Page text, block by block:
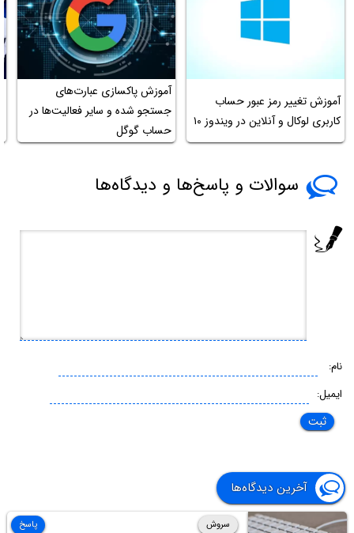
آموزش تغییر رمز عبور حساب
کاربری لوکال و آنلاین در ویندوز ۱۰
آموزش پاکسازی عبارت‌های
جستجو شده و سایر فعالیت‌ها در
حساب گوگل
سوالات و پاسخ‌ها و دیدگاه‌ها
نام:
ایمیل:
آخرین دیدگاه‌ها
سروش
پاسخ